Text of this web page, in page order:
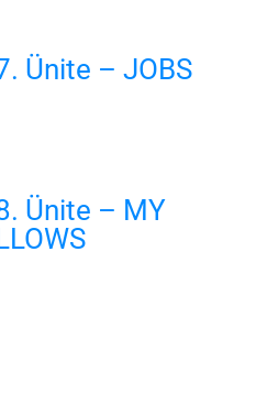
Ünite – JOBS
Ünite – MY